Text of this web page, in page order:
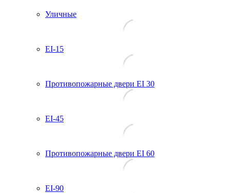
Уличные
EI-15
Противопожарные двери EI 30
EI-45
Противопожарные двери EI 60
EI-90